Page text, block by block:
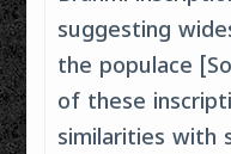
suggesting
the populace
of these
similarities with